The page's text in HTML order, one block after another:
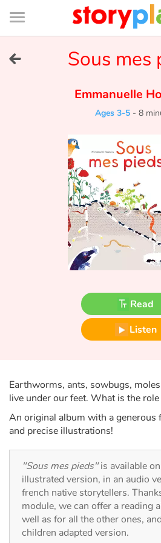
Connexion
Bibliothèque
de
page
Tales and classics in french
Princesses and princes, kings,
Ogres, monsters and witches
Ecology, nature, seasons
The animals
Around the world
Learning
Sous mes
Emmanuelle
Ages 3-5 - 8
Read
Listen
Earthworms, ants, sowbugs,
live under our feet. What is the role
An original album with a generous
and precise illustrations!
"Sous mes pieds"is available
illustrated version, in an audio
french native storytellers.
module, we can offer a reading
well as for all the other ones,
children adapted version.